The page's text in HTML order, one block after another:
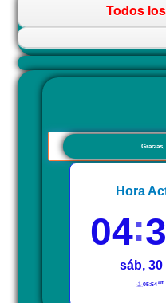
Todos
Hora
04
sáb,
05:54 am